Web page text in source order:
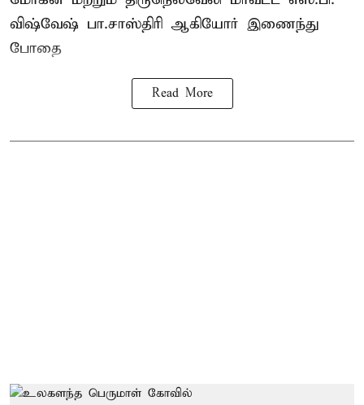
விஷ்வேஷ் பா.சாஸ்திரி ஆகியோர் இணைந்து
போதை
Read More